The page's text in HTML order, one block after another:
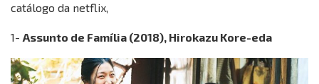
catálogo da netflix,
1- Assunto de Família (2018), Hirokazu Kore-eda